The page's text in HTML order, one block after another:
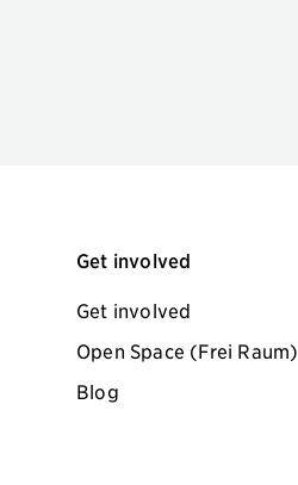
Get involved
Get involved
Open Space (Frei Raum)
Blog